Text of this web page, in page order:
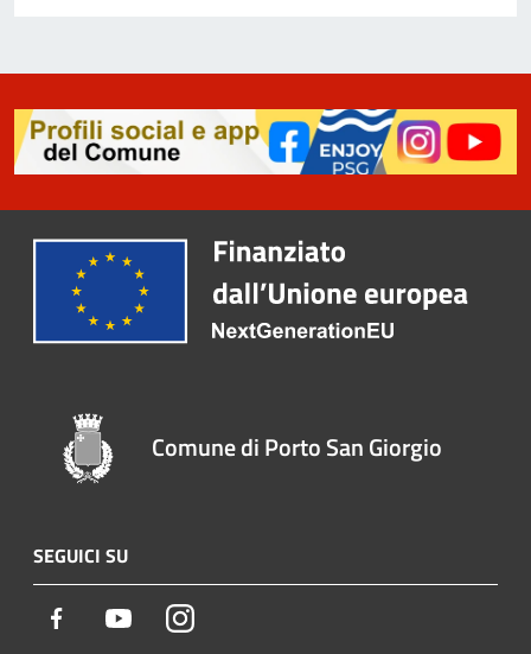
Comune di Porto San Giorgio
SEGUICI SU
Facebook YoutubeInstagram